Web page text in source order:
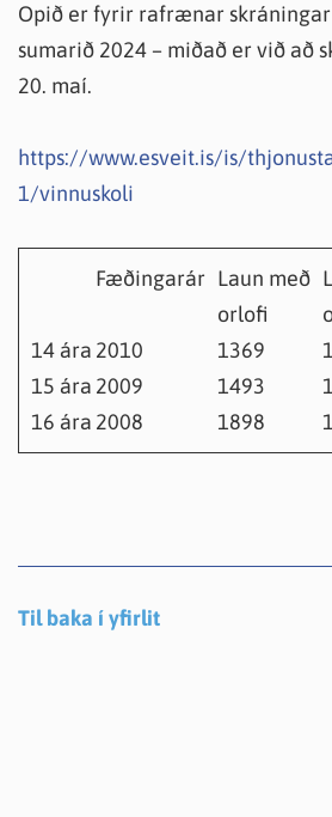
Opið er fyrir rafrænar skráningar
sumarið 2024 – miðað er við að
20. maí.
https://www.esveit.is/is/
1/vinnuskoli
Fæðingarár Laun með
orlofi
14 ára 2010 1369
15 ára 2009 1493
16 ára 2008 1898
Til baka í yfirlit